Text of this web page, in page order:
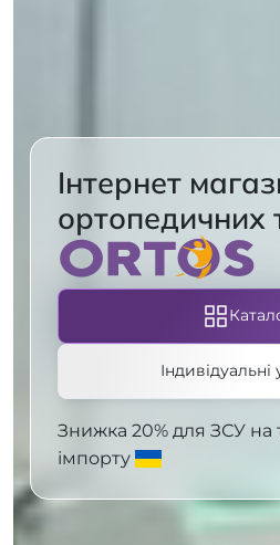
Інтернет
ортопедичних
Індивідуальні
Знижка 20% для ЗСУ на
імпорту